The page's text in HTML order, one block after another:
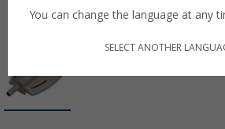
You can change the language at any
SELECT ANOTHER